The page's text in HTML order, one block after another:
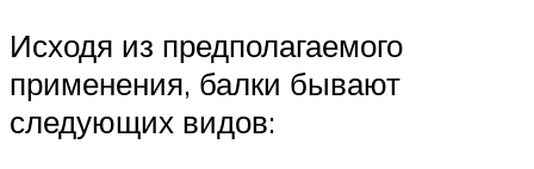
Исходя из предполагаемого
применения, балки бывают
следующих видов: